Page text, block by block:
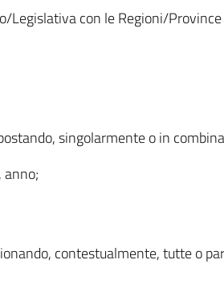
Legislativa con le Regioni/
singolarmente o in
contestualmente, tutte o